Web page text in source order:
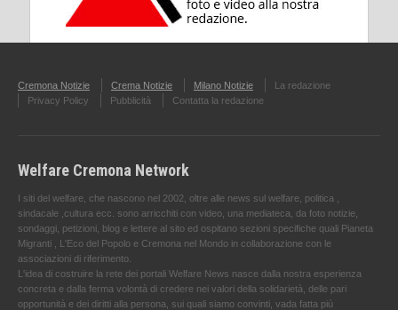
Cremona Notizie Crema Notizie Milano Notizie
La redazione
Privacy Policy
Pubblicità Contatta la redazione
Welfare Cremona Network
I siti del welfare, che nascono nel 2002, oltre alle news sul welfare, politica ,
sindacale ,cultura ecc. sono arricchiti con video, una mediateca, da foto notizie,
sondaggi, petizioni, blog e lettere al sito ed ospitano sezioni specifiche quali Pianeta
Migranti , L'Eco del Popolo e Cremona nel Mondo in collaborazione con le
associazioni di riferimento.
L'idea di costruire la rete dei portali Welfare News nasce dalla nostra esperienza
concreta e dalla ferma volontà di credere nei valori della solidarietà, delle pari
opportunità e dei diritti alla persona, sui quali siamo convinti, vada fatta più